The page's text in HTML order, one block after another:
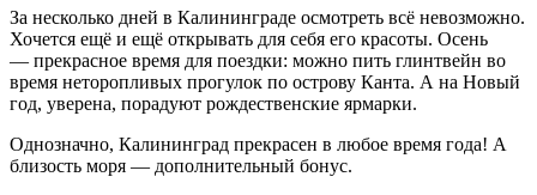
За несколько дней в Калининграде осмотреть всё невозможно.
Хочется ещё и ещё открывать для себя его красоты. Осень
— прекрасное время для поездки: можно пить глинтвейн во
время неторопливых прогулок по острову Канта. А на Новый
год, уверена, порадуют рождественские ярмарки.
Однозначно, Калининград прекрасен в любое время года! А
близость моря — дополнительный бонус.